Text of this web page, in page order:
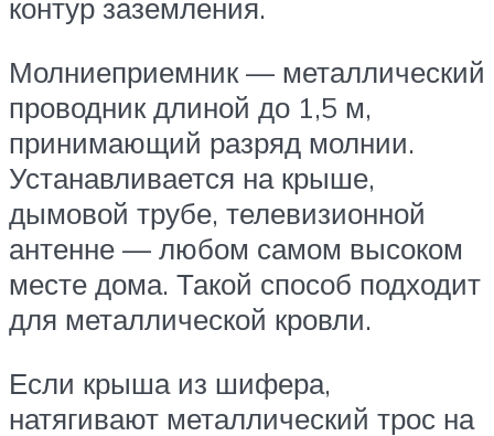
контур заземления.
Молниеприемник — металлический
проводник длиной до 1,5 м,
принимающий разряд молнии.
Устанавливается на крыше,
дымовой трубе, телевизионной
антенне — любом самом высоком
месте дома. Такой способ подходит
для металлической кровли.
Если крыша из шифера,
натягивают металлический трос на